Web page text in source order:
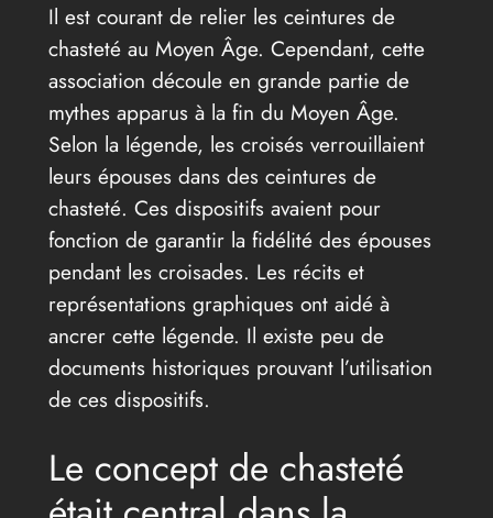
Il est courant de relier les ceintures de
chasteté au Moyen Âge. Cependant, cette
association découle en grande partie de
mythes apparus à la fin du Moyen Âge.
Selon la légende, les croisés verrouillaient
leurs épouses dans des ceintures de
chasteté. Ces dispositifs avaient pour
fonction de garantir la fidélité des épouses
pendant les croisades. Les récits et
représentations graphiques ont aidé à
ancrer cette légende. Il existe peu de
documents historiques prouvant l’utilisation
de ces dispositifs.
Le concept de chasteté